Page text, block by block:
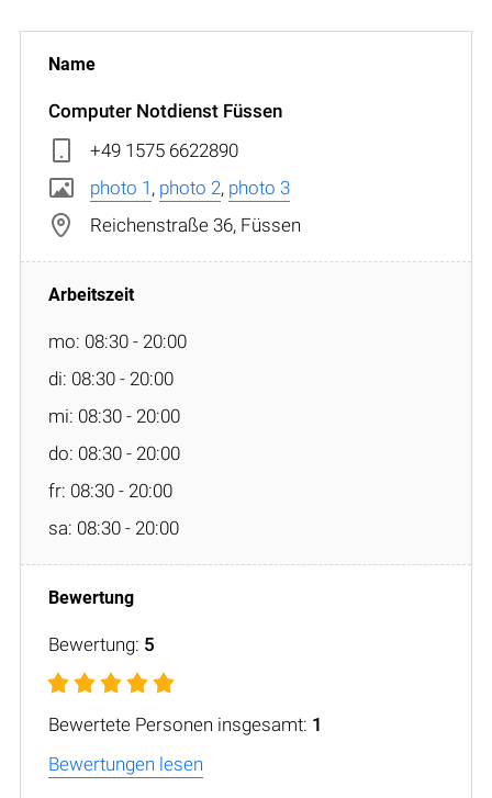
Computer Notdienst Füssen
+49 1575 6622890
photo 1 , photo 2, photo 3
Reichenstraße 36, Füssen
mo: 08:30 - 20:00
di: 08:30 - 20:00
mi: 08:30 - 20:00
do: 08:30 - 20:00
fr: 08:30 - 20:00
sa: 08:30 - 20:00
Bewertung: 5
Bewertete Personen insgesamt: 1
Bewertungen lesen